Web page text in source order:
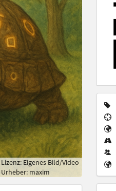
Lizenz: Eigenes Bild/Video
Urheber: maxim